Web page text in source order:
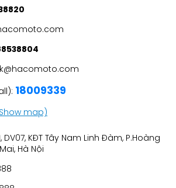
18009339
map)
DV07, KĐT Tây Nam Linh Đàm, P.Hoàng
Hà Nội